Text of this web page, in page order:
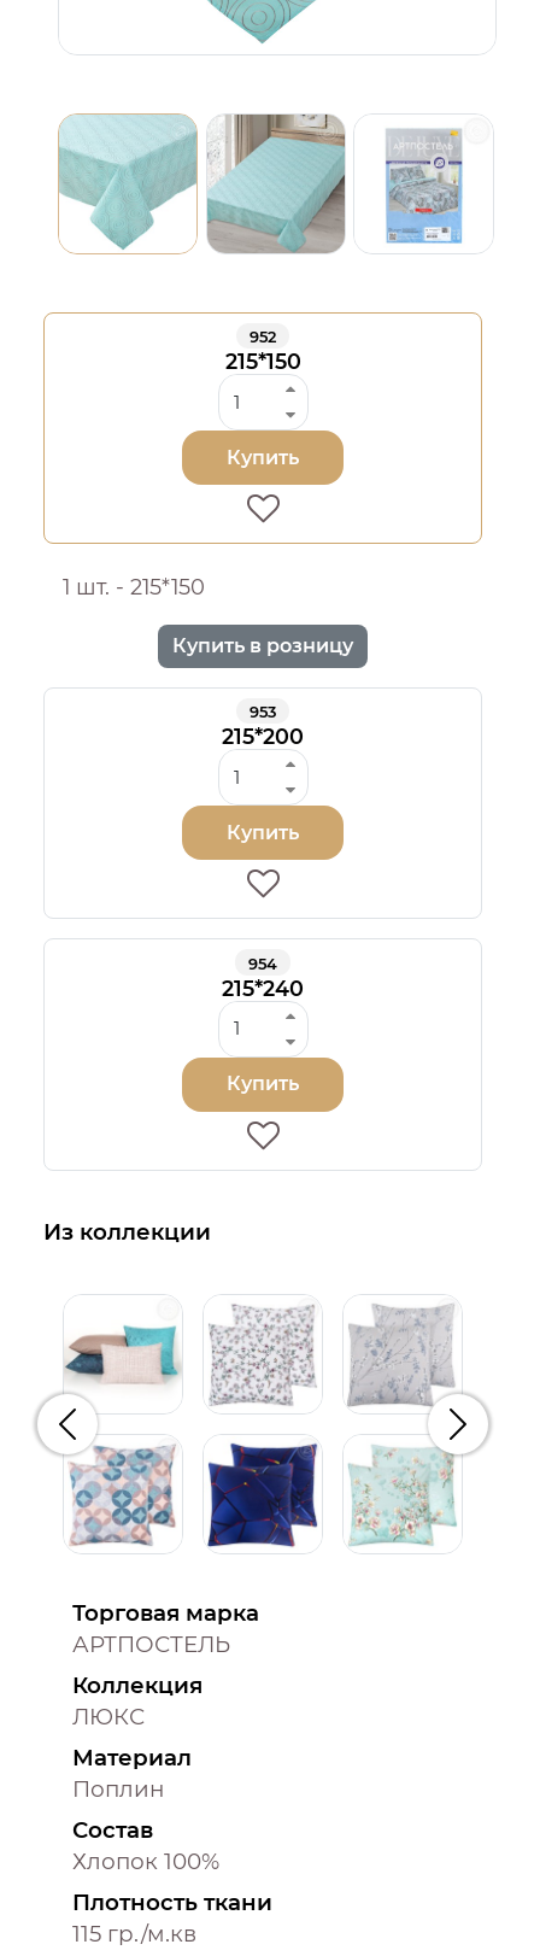
952
215*150
Купить
1 шт. - 215*150
Купить в розницу
953
215*200
Купить
954
215*240
Купить
Из коллекции
Предыдущий
Торговая марка
АРТПОСТЕЛЬ
Коллекция
ЛЮКС
Материал
Поплин
Состав
Хлопок 100%
Плотность ткани
115 гр./м.кв